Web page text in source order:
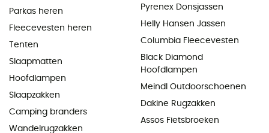
Parkas heren
Fleecevesten heren
Tenten
Slaapmatten
Hoofdlampen
Slaapzakken
Camping branders
Wandelrugzakken
Pyrenex Donsjassen
Helly Hansen Jassen
Columbia Fleecevesten
Black Diamond
Hoofdlampen
Meindl Outdoorschoenen
Dakine Rugzakken
Assos Fietsbroeken